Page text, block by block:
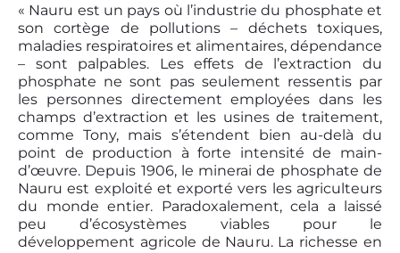
« Nauru est un pays où l’industrie du phosphate et
son cortège de pollutions – déchets toxiques,
maladies respiratoires et alimentaires, dépendance
– sont palpables. Les effets de l’extraction du
phosphate ne sont pas seulement ressentis par
les personnes directement employées dans les
champs d’extraction et les usines de traitement,
comme Tony, mais s’étendent bien au-delà du
point de production à forte intensité de main-
d’œuvre. Depuis 1906, le minerai de phosphate de
Nauru est exploité et exporté vers les agriculteurs
du monde entier. Paradoxalement, cela a laissé
peu d’écosystèmes viables pour le
développement agricole de Nauru. La richesse en